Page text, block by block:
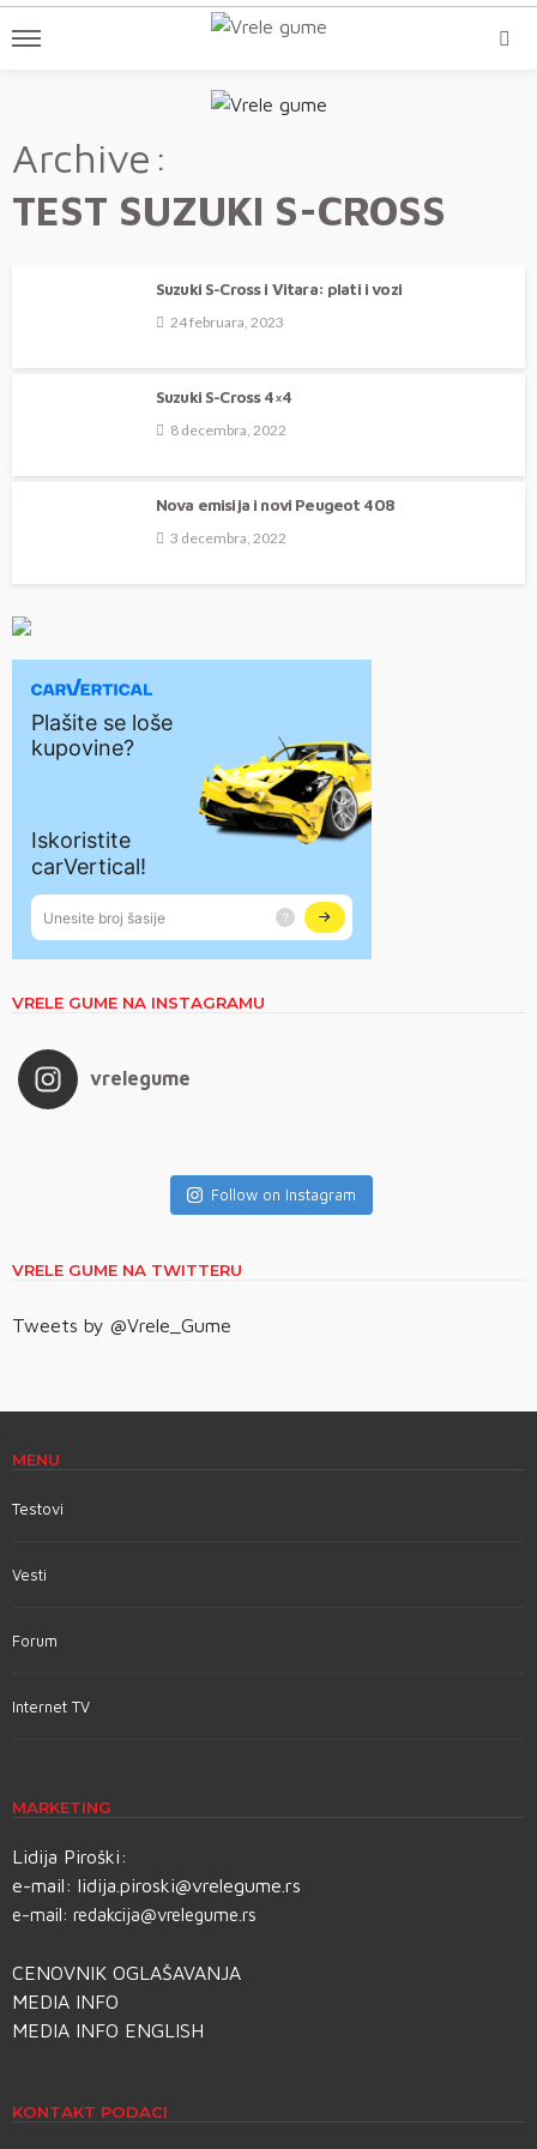
Archive
TEST SUZUKI S-CROSS
Suzuki S-Cross i Vitara: plati i vozi
24 februara, 2023
Suzuki S-Cross 4×4
8 decembra, 2022
Nova emisija i novi Peugeot 408
3 decembra, 2022
VRELE GUME NA INSTAGRAMU
vrelegume
Follow on Instagram
VRELE GUME NA TWITTERU
Tweets by @Vrele_Gume
MENU
Testovi
Vesti
Forum
Internet TV
MARKETING
Lidija Piroški:
e-mail: lidija.piroski@vrelegume.rs
e-mail: redakcija@vrelegume.rs
CENOVNIK OGLAŠAVANJA
MEDIA INFO
MEDIA INFO ENGLISH
KONTAKT PODACI